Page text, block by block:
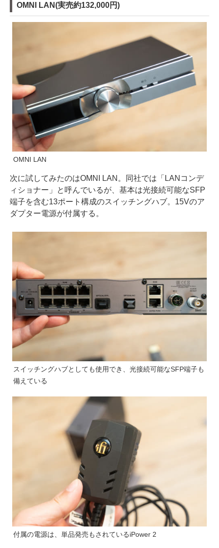
OMNI LAN(実売約132,000円)
OMNI LAN
次に試してみたのはOMNI LAN。同社では「LANコンデ
ィショナー」と呼んでいるが、基本は光接続可能なSFP
端子を含む13ポート構成のスイッチングハブ。15Vのア
ダプター電源が付属する。
スイッチングハブとしても使用でき、光接続可能なSFP端子も
備えている
付属の電源は、単品発売もされているiPower 2